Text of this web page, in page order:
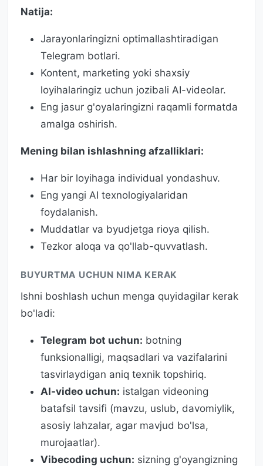
Natija:
Jarayonlaringizni optimallashtiradigan
Telegram botlari.
Kontent, marketing yoki shaxsiy
loyihalaringiz uchun jozibali AI-videolar.
Eng jasur g'oyalaringizni raqamli formatda
amalga oshirish.
Mening bilan ishlashning afzalliklari:
Har bir loyihaga individual yondashuv.
Eng yangi AI texnologiyalaridan
foydalanish.
Muddatlar va byudjetga rioya qilish.
Tezkor aloqa va qo'llab-quvvatlash.
BUYURTMA UCHUN NIMA KERAK
Ishni boshlash uchun menga quyidagilar kerak
bo'ladi:
Telegram bot uchun: botning
funksionalligi, maqsadlari va vazifalarini
tasvirlaydigan aniq texnik topshiriq.
AI-video uchun: istalgan videoning
batafsil tavsifi (mavzu, uslub, davomiylik,
asosiy lahzalar, agar mavjud bo'lsa,
murojaatlar).
Vibecoding uchun: sizning g'oyangizning